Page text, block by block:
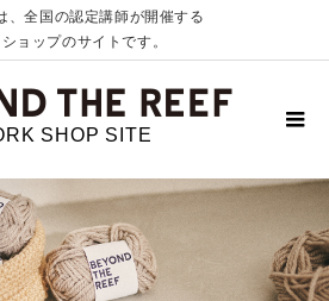
、全国の認定講師が開催する
ョップのサイトです。
SHOP SITE